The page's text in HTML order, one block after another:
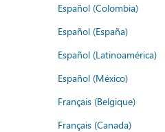
Español (Colombia)
Español (España)
Español (Latinoamérica)
Español (México)
Français (Belgique)
Français (Canada)